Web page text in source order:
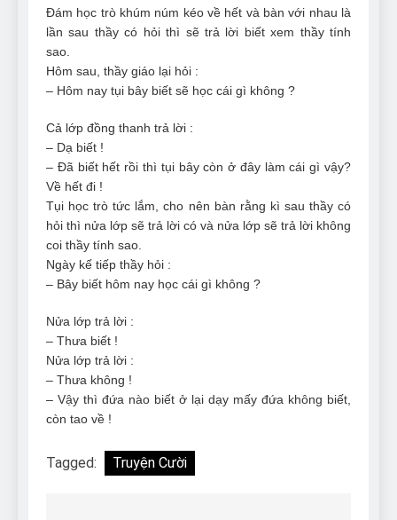
Đám học trò khúm núm kéo về hết và bàn với nhau là
lần sau thầy có hỏi thì sẽ trả lời biết xem thầy tính
sao.
Hôm sau, thầy giáo lại hỏi :
– Hôm nay tụi bây biết sẽ học cái gì không ?
Cả lớp đồng thanh trả lời :
– Dạ biết !
– Đã biết hết rồi thì tụi bây còn ở đây làm cái gì vậy?
Về hết đi !
Tụi học trò tức lắm, cho nên bàn rằng kì sau thầy có
hỏi thì nửa lớp sẽ trả lời có và nửa lớp sẽ trả lời không
coi thầy tính sao.
Ngày kế tiếp thầy hỏi :
– Bây biết hôm nay học cái gì không ?
Nửa lớp trả lời :
– Thưa biết !
Nửa lớp trả lời :
– Thưa không !
– Vậy thì đứa nào biết ở lại dạy mấy đứa không biết,
còn tao về !
Tagged: Truyện Cười